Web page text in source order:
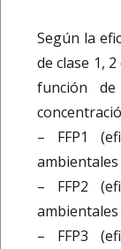
Según la
de clase 1,
función
– FFP1
– FFP2
ambientales
– FFP3